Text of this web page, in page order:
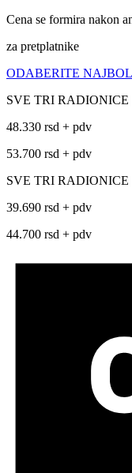
Cena se formira nakon
za pretplatnike
ODABERITE
SVE TRI RADIONICE
48.330 rsd + pdv
53.700 rsd + pdv
SVE TRI RADIONICE
39.690 rsd + pdv
44.700 rsd + pdv